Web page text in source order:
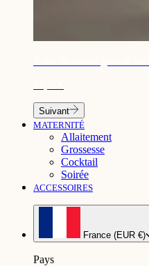
Suivant
MATERNITÉ
Allaitement
Grossesse
Cocktail
Soirée
ACCESSOIRES
France (EUR €)
Pays